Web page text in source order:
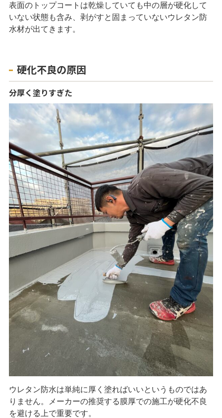
表面のトップコートは乾燥していても中の層が硬化して
いない状態も含み、剥がすと固まっていないウレタン防
水材が出てきます。
硬化不良の原因
分厚く塗りすぎた
ウレタン防水は単純に厚く塗ればいいというものではあ
りません。メーカーの推奨する膜厚での施工が硬化不良
を避ける上で重要です。